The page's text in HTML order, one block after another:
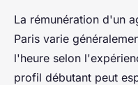
La rémunération d'un
Paris varie
l'heure selon
profil débutant peut